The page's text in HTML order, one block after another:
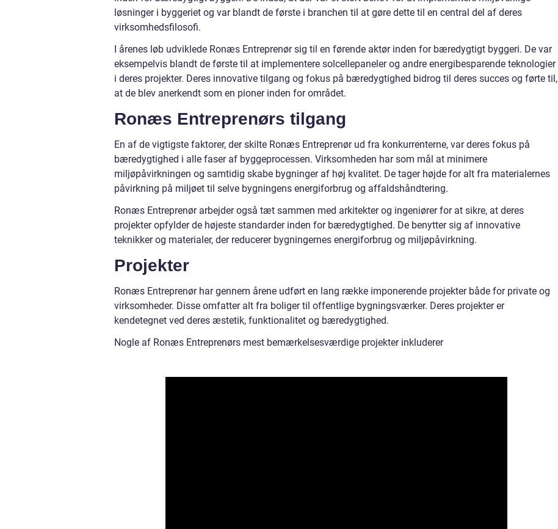
løsninger i byggeriet og var blandt de første i branchen til at gøre dette til en central del af deres
virksomhedsfilosofi.
I årenes løb udviklede Ronæs Entreprenør sig til en førende aktør inden for bæredygtigt byggeri. De var
eksempelvis blandt de første til at implementere solcellepaneler og andre energibesparende teknologier
i deres projekter. Deres innovative tilgang og fokus på bæredygtighed bidrog til deres succes og førte til,
at de blev anerkendt som en pioner inden for området.
Ronæs Entreprenørs tilgang
En af de vigtigste faktorer, der skilte Ronæs Entreprenør ud fra konkurrenterne, var deres fokus på
bæredygtighed i alle faser af byggeprocessen. Virksomheden har som mål at minimere
miljøpåvirkningen og samtidig skabe bygninger af høj kvalitet. De tager højde for alt fra materialernes
påvirkning på miljøet til selve bygningens energiforbrug og affaldshåndtering.
Ronæs Entreprenør arbejder også tæt sammen med arkitekter og ingeniører for at sikre, at deres
projekter opfylder de højeste standarder inden for bæredygtighed. De benytter sig af innovative
teknikker og materialer, der reducerer bygningernes energiforbrug og miljøpåvirkning.
Projekter
Ronæs Entreprenør har gennem årene udført en lang række imponerende projekter både for private og
virksomheder. Disse omfatter alt fra boliger til offentlige bygningsværker. Deres projekter er
kendetegnet ved deres æstetik, funktionalitet og bæredygtighed.
Nogle af Ronæs Entreprenørs mest bemærkelsesværdige projekter inkluderer